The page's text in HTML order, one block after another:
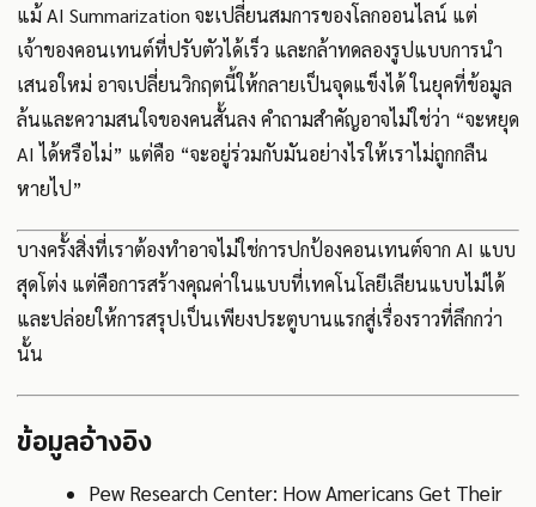
แม้ AI Summarization จะเปลี่ยนสมการของโลกออนไลน์ แต่
เจ้าของคอนเทนต์ที่ปรับตัวได้เร็ว และกล้าทดลองรูปแบบการนำ
เสนอใหม่ อาจเปลี่ยนวิกฤตนี้ให้กลายเป็นจุดแข็งได้ ในยุคที่ข้อมูล
ล้นและความสนใจของคนสั้นลง คำถามสำคัญอาจไม่ใช่ว่า “จะหยุด
AI ได้หรือไม่” แต่คือ “จะอยู่ร่วมกับมันอย่างไรให้เราไม่ถูกกลืน
หายไป”
บางครั้งสิ่งที่เราต้องทำอาจไม่ใช่การปกป้องคอนเทนต์จาก AI แบบ
สุดโต่ง แต่คือการสร้างคุณค่าในแบบที่เทคโนโลยีเลียนแบบไม่ได้
และปล่อยให้การสรุปเป็นเพียงประตูบานแรกสู่เรื่องราวที่ลึกกว่า
นั้น
ข้อมูลอ้างอิง
Pew Research Center: How Americans Get Their